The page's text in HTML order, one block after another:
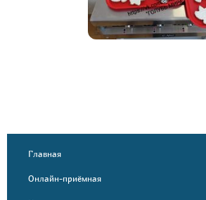
Главная
Онлайн-приёмная